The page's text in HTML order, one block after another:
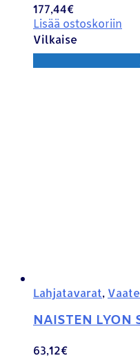
177,44€
Lisää ostoskoriin
Vilkaise
Lahjatavarat,
NAISTEN LYON
63,12€